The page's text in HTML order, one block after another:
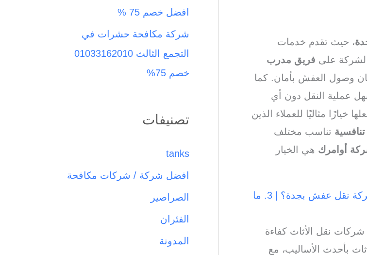
، حيث تقدم خدمات
الشركة على فريق مدرب
وصول العفش بأمان. كما
عملية النقل دون أي
خيارًا مثاليًا للعملاء الذين
تنافسية تناسب مختلف
أوامرك هي الخيار
1. هل تبحث عن شركة نقل عفش بجدة ؟ | 2. أين تجد شركة نقل عفش بجدة؟ | 3. ما
نقل الأثاث كفاءة
بأحدث الأساليب، مع
افضل خصم 75 %
شركة مكافحة حشرات في
التجمع الثالث 01033162010
خصم 75%
تصنيفات
tanks
افضل شركة / شركات مكافحة
الصراصير
الفئران
المدونة